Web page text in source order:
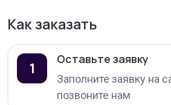
Как заказать
1
Оставьте заявку
Заполните заявку на
позвоните нам